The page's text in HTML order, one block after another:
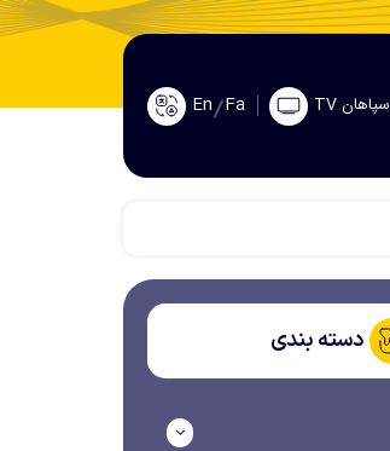
سپاهان TV Fa
En
دسته بندی